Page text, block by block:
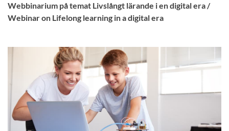
Webbinarium på temat Livslångt lärande i en digital era /
Webinar on Lifelong learning in a digital era